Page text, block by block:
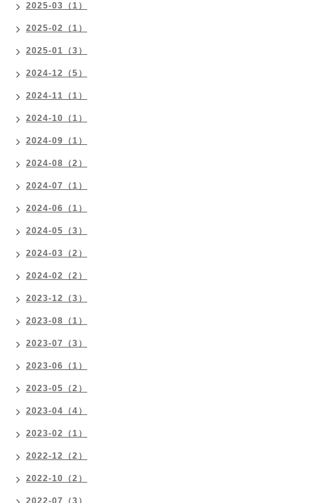
2025-03（1）
2025-02（1）
2025-01（3）
2024-12（5）
2024-11（1）
2024-10（1）
2024-09（1）
2024-08（2）
2024-07（1）
2024-06（1）
2024-05（3）
2024-03（2）
2024-02（2）
2023-12（3）
2023-08（1）
2023-07（3）
2023-06（1）
2023-05（2）
2023-04（4）
2023-02（1）
2022-12（2）
2022-10（2）
2022-07（3）